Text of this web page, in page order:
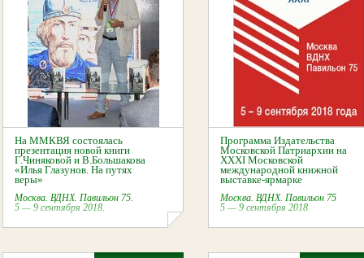
На ММКВЯ состоялась
презентация новой книги
Г.Чиняковой и В.Большакова
«Илья Глазунов. На путях
веры»
Москва. ВДНХ. Павильон 75.
5 — 9 сентября 2018.
Программа Издательства
Московской Патриархии на
XXXI Московской
международной книжной
выставке-ярмарке
Москва. ВДНХ. Павильон 75
5 — 9 сентября 2018